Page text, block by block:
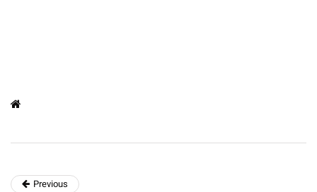
Previous